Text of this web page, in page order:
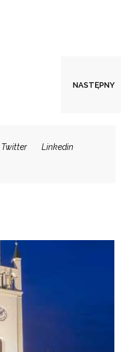
NASTĘPNY
Twitter
Linkedin